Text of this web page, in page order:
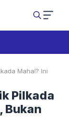
Mahal? Ini
Pilkada
Bukan